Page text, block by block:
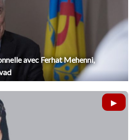
avec Ferhat Mehenni,